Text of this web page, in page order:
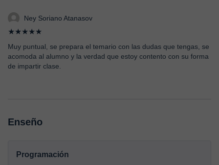
Ney Soriano Atanasov
★★★★★
Muy puntual, se prepara el temario con las dudas que tengas, se
acomoda al alumno y la verdad que estoy contento con su forma
de impartir clase.
Enseño
Programación